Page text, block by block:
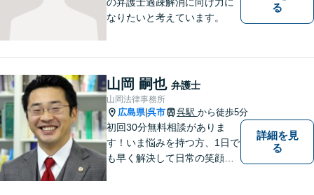
なりたいと考えています。
る
山岡 嗣也 弁護士
山岡法律事務所
広島県|呉市 呉駅 から徒歩5分
初回30分無料相談がありま
す！いま悩みを持つ方、1日で
も早く解決して日常の笑顔を
詳細を見
る